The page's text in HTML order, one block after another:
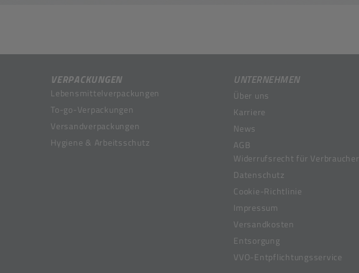
VERPACKUNGEN
Lebensmittelverpackungen
To-go-Verpackungen
Versandverpackungen
Hygiene & Arbeitsschutz
UNTERNEHMEN
Über uns
Karriere
News
AGB
Widerrufsrecht für Verbraucher
Datenschutz
Cookie-Richtlinie
Impressum
Versandkosten
Entsorgung
VVO-Entpflichtungsservice